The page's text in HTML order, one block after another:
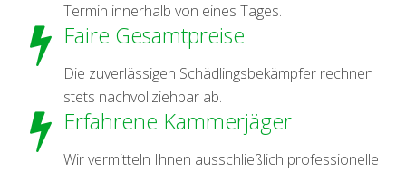
Termin innerhalb von eines Tages.
Faire Gesamtpreise
Die zuverlässigen Schädlingsbekämpfer rechnen
stets nachvollziehbar ab.
Erfahrene Kammerjäger
Wir vermitteln Ihnen ausschließlich professionelle